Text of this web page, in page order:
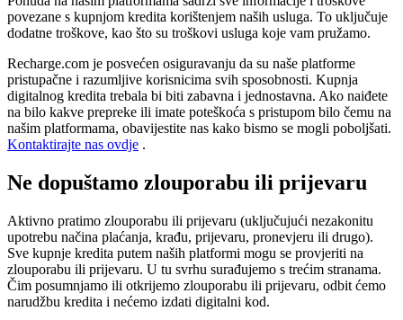
povezane s kupnjom kredita korištenjem naših usluga. To uključuje
dodatne troškove, kao što su troškovi usluga koje vam pružamo.
Recharge.com je posvećen osiguravanju da su naše platforme
pristupačne i razumljive korisnicima svih sposobnosti. Kupnja
digitalnog kredita trebala bi biti zabavna i jednostavna. Ako naiđete
na bilo kakve prepreke ili imate poteškoća s pristupom bilo čemu na
našim platformama, obavijestite nas kako bismo se mogli poboljšati.
Kontaktirajte nas ovdje .
Ne dopuštamo zlouporabu ili prijevaru
Aktivno pratimo zlouporabu ili prijevaru (uključujući nezakonitu
upotrebu načina plaćanja, krađu, prijevaru, pronevjeru ili drugo).
Sve kupnje kredita putem naših platformi mogu se provjeriti na
zlouporabu ili prijevaru. U tu svrhu surađujemo s trećim stranama.
Čim posumnjamo ili otkrijemo zlouporabu ili prijevaru, odbit ćemo
narudžbu kredita i nećemo izdati digitalni kod.